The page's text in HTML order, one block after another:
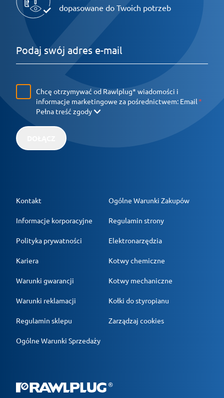
dopasowane do Twoich potrzeb
Chcę otrzymywać od Rawlplug* wiadomości i
informacje marketingowe za pośrednictwem: Email
Pełna treść zgody
Kontakt
Informacje korporacyjne
Polityka prywatności
Kariera
Warunki gwarancji
Warunki reklamacji
Regulamin sklepu
Ogólne Warunki Sprzedaży
Ogólne Warunki Zakupów
Regulamin strony
Elektronarzędzia
Kotwy chemiczne
Kotwy mechaniczne
Kołki do styropianu
Zarządzaj cookies